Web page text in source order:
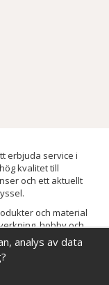
erbjuda service i
kvalitet till
och ett aktuellt
och material
hobby och
förbättra och
du behöver hos oss.
analys av data